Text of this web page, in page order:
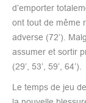
d’emporter
ont tout de même
adverse (72’).
assumer et sortir
(29’, 53’, 59’, 64’).
Le temps de jeu